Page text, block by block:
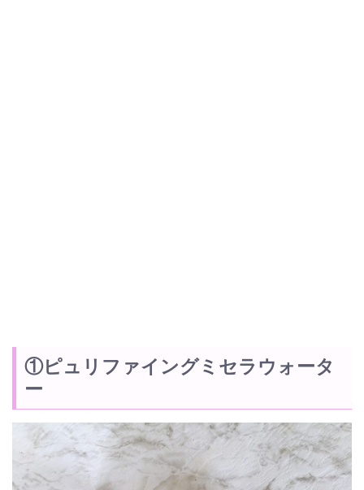
①ピュリファイングミセラウォータ
ー